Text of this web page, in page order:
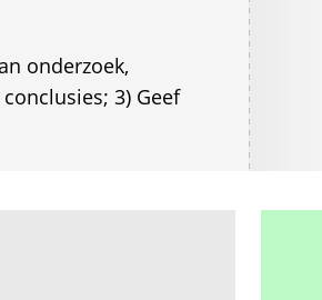
onderzoek,
3) Geef